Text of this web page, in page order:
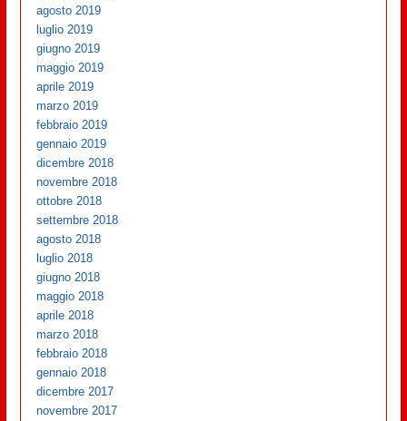
agosto 2019
luglio 2019
giugno 2019
maggio 2019
aprile 2019
marzo 2019
febbraio 2019
gennaio 2019
dicembre 2018
novembre 2018
ottobre 2018
settembre 2018
agosto 2018
luglio 2018
giugno 2018
maggio 2018
aprile 2018
marzo 2018
febbraio 2018
gennaio 2018
dicembre 2017
novembre 2017